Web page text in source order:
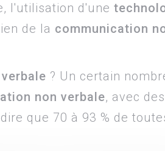
l'utilisation d'une
de la communication
? Un certain
non verbale, avec
que 70 à 93 % de